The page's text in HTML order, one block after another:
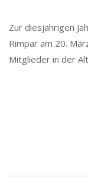
Zur diesjährigen
Rimpar am 20.
Mitglieder in der